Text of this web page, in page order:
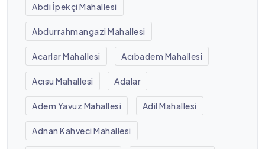
Abdi İpekçi Mahallesi
Abdurrahmangazi Mahallesi
Acarlar Mahallesi Acıbadem Mahallesi
Acısu Mahallesi Adalar
Adem Yavuz Mahallesi Adil Mahallesi
Adnan Kahveci Mahallesi